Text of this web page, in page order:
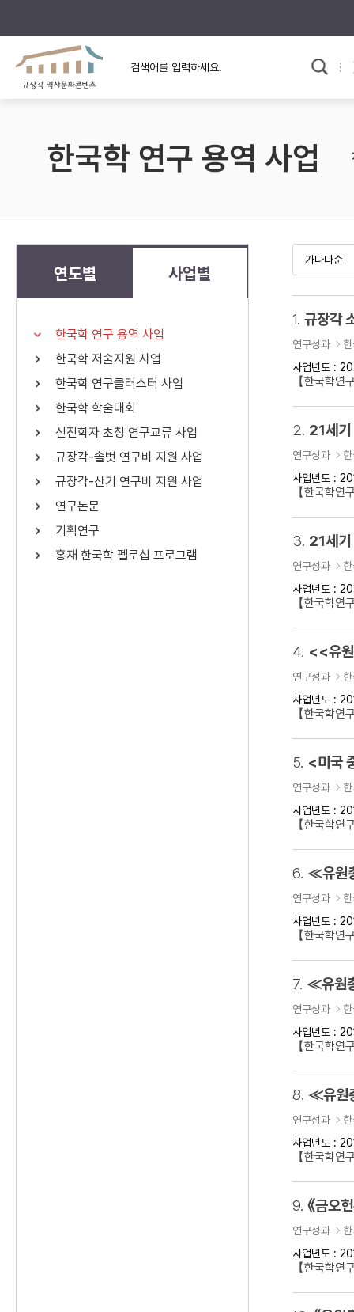
규장각의 어제와 오늘
규장각 소개영상
사료와 문학으로 본
고대
고려
조선 후기
근대
검색 연산자 사용안내
연산자
AND
OR 정조 OR 정약용 “정조” 또는 “
료를 검색
한국학 연구 용역 사업
연도별 사업별
한국학 연구 용역 사업
한국학 저술지원 사업
한국학 연구클러스터 사업
한국학 학술대회
신진학자 초청 연구교류 사업
규장각-솔벗 연구비 지원 사업
규장각-산기 연구비 지원 사업
연구논문
기획연구
홍재 한국학 펠로십 프로그램
1. 규장각
연구성과
사업년도 :
【한국
2. 21세기
연구성과
사업년도 :
【한국학
3. 21세
연구성과
사업년도 :
【한국학
4. <<유
연구성과
사업년도 :
【한국학
5. <미국
연구성과
사업년도 :
【한국
6. ≪유원
연구성과
사업년도 :
【한국
7. ≪유원
연구성과
사업년도 :
【한국
8. ≪유원
연구성과
사업년도 :
【한국
9. 《금오
연구성과
사업년도 :
【한국학